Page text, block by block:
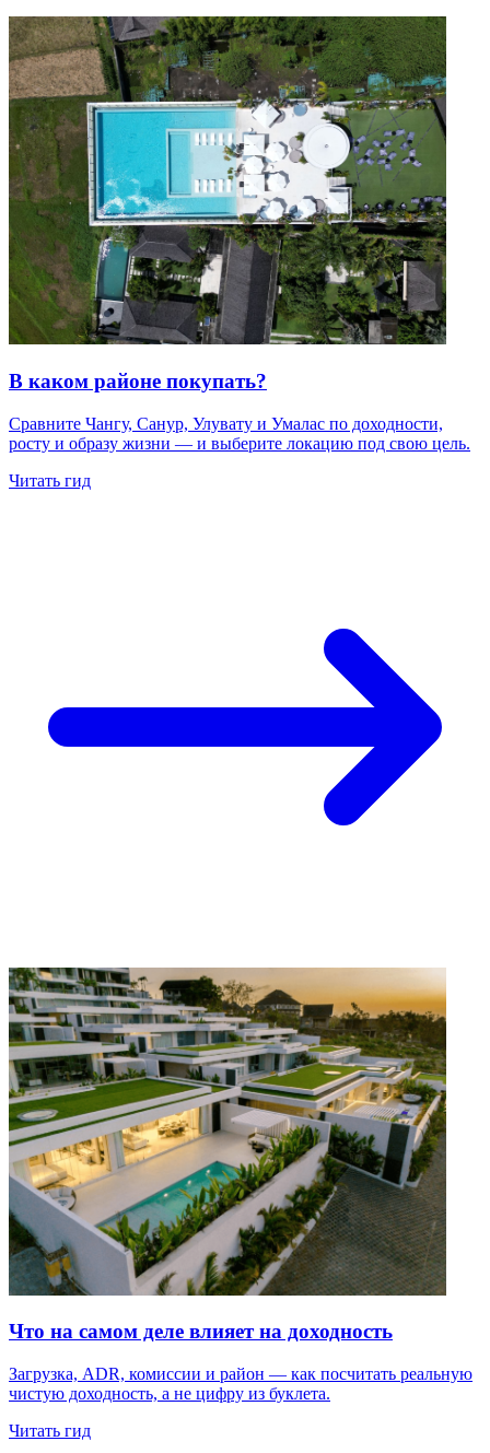
В каком районе покупать?
Сравните Чангу, Санур, Улувату и Умалас по доходности,
росту и образу жизни — и выберите локацию под свою цель.
Читать гид
Что на самом деле влияет на доходность
Загрузка, ADR, комиссии и район — как посчитать реальную
чистую доходность, а не цифру из буклета.
Читать гид